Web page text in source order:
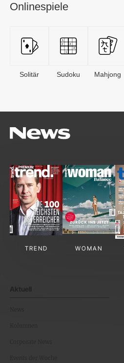
Onlinespiele
Solitär Sudoku Mahjong
TREND WOMAN